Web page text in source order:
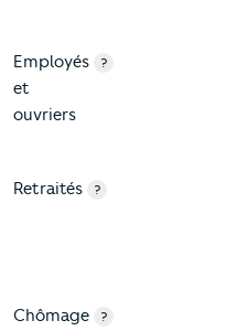
Employés
et
ouvriers
?
Retraités ?
Chômage ?